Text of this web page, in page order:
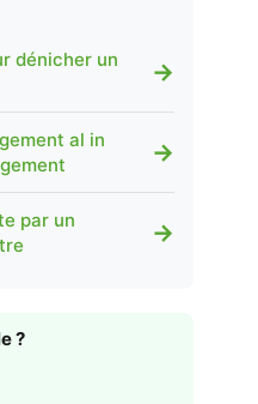
dénicher un
→
al in
→
par un
→
?